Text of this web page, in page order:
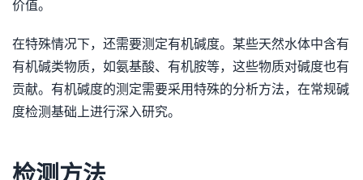
价值。
在特殊情况下，还需要测定有机碱度。某些天然水体中含有
有机碱类物质，如氨基酸、有机胺等，这些物质对碱度也有
贡献。有机碱度的测定需要采用特殊的分析方法，在常规碱
度检测基础上进行深入研究。
检测方法